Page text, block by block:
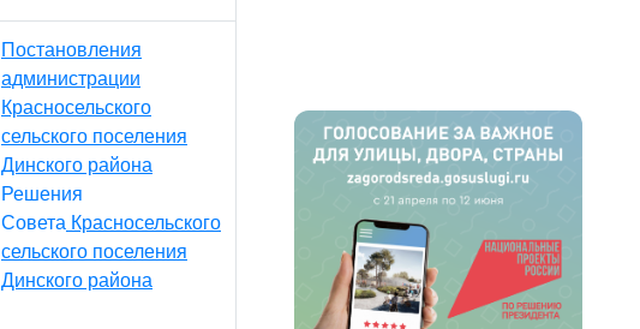
Постановления
администрации
Красносельского
сельского поселения
Динского района
Решения
Совета Красносельского
сельского поселения
Динского района